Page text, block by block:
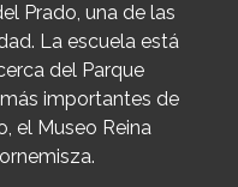
Prado, una de las
La escuela está
del Parque
importantes de
el Museo Reina